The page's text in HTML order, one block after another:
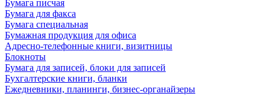
Бумага писчая
Бумага для факса
Бумага специальная
Бумажная продукция для офиса
Адресно-телефонные книги, визитницы
Блокноты
Бумага для записей, блоки для записей
Бухгалтерские книги, бланки
Ежедневники, планинги, бизнес-органайзеры